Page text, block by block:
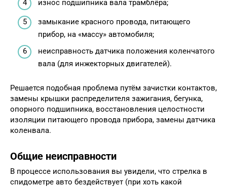
износ подшипника вала трамблёра;
замыкание красного провода, питающего
прибор, на «массу» автомобиля;
неисправность датчика положения коленчатого
вала (для инжекторных двигателей).
Решается подобная проблема путём зачистки контактов,
замены крышки распределителя зажигания, бегунка,
опорного подшипника, восстановления целостности
изоляции питающего провода прибора, замены датчика
коленвала.
Общие неисправности
В процессе использования вы увидели, что стрелка в
спидометре авто бездействует (при хоть какой